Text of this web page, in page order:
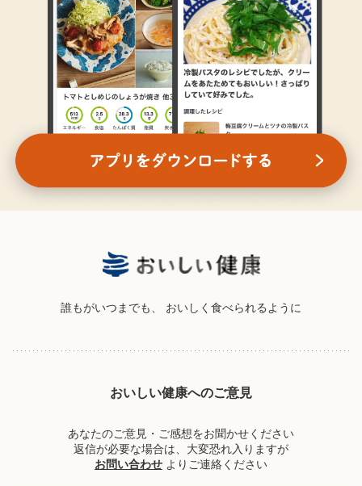
誰もがいつまでも、 おいしく食べられるように
おいしい健康へのご意見
あなたのご意見・ご感想をお聞かせください
返信が必要な場合は、大変恐れ入りますが
お問い合わせ よりご連絡ください